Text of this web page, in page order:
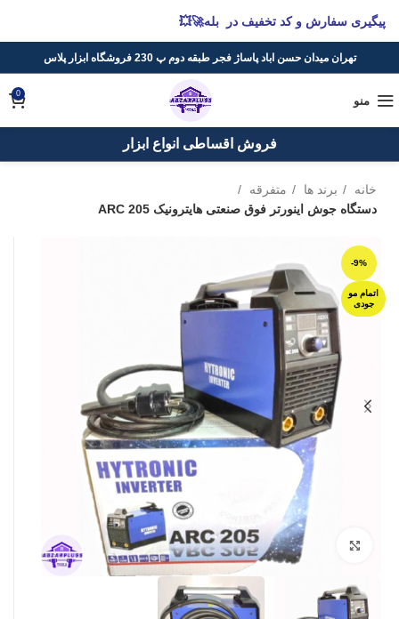
تهران میدان حسن اباد پاساژ فجر طبقه دوم پ 230 فروشگاه ابزار پلاس
منو
0
فروش اقساطی انواع ابزار
خانه برند ها
متفرقه
دستگاه جوش اینورتر فوق صنعتی هایترونیک ARC 205
-9%
اتمام مو
جودی
بزرگنمایی تصویر
پیگیری سفارش و کد تخفیف در بله🚀💥